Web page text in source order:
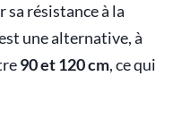
sa résistance à la
une alternative, à
90 et 120 cm, ce qui